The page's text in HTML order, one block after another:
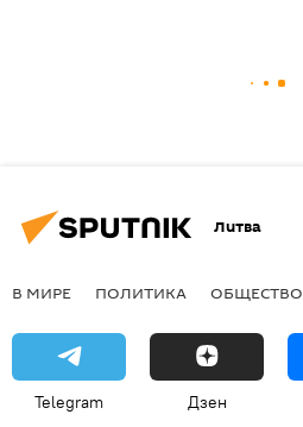
Литва
В МИРЕ ПОЛИТИКА ОБЩЕСТВО
Telegram Дзен